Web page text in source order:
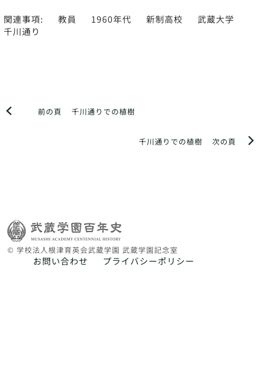
関連事項: 教員 1960年代 新制高校
武蔵大学
千川通り
前の頁 千川通りでの植樹
次の頁
千川通りでの植樹
© 学校法人根津育英会武蔵学園 武蔵学園記念室
お問い合わせ プライバシーポリシー